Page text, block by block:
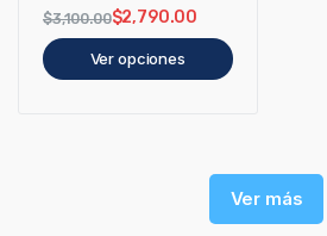
$3,100.00$2,790.00
Ver opciones
Ver más